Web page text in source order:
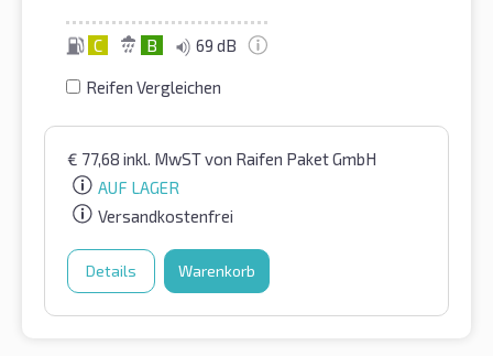
C B 69 dB
Reifen Vergleichen
€ 77,68 inkl. MwSTvon Raifen Paket GmbH
AUF LAGER
Versandkostenfrei
Details Warenkorb